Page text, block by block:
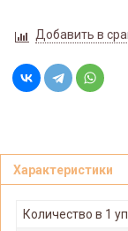
Добавить в
Характеристики
Количество в 1